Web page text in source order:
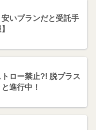
いプランだと受託手
ロー禁止?! 脱プラス
進行中！